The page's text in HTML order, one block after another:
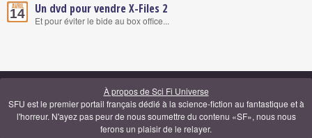
Avril
14 Un dvd pour vendre X-Files 2
Et pour éviter le bide au box office...
À propos de Sci Fi Universe
SFU est le premier portail français dédié à la science-fiction au fantastique et à
l'horreur. N'ayez pas peur de nous soumettre du contenu «SF», nous nous
ferons un plaisir de le relayer.